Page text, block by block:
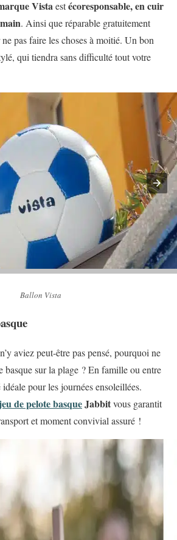
Vistaestécoresponsable, en cuir
. Ainsi que réparable gratuitement
pas faire les choses à moitié. Un bon
qui tiendra sans difficulté tout votre
Ballon Vista
aviez peut-être pas pensé, pourquoi ne
basque sur la plage ? En famille ou entre
pour les journées ensoleillées.
jeu de pelote basqueJabbitvous garantit
et moment convivial assuré !